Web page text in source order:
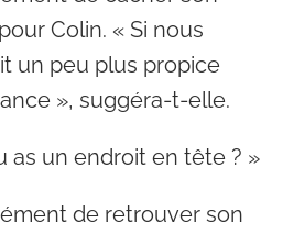
Colin. « Si nous
un peu plus propice
», suggéra-t-elle.
as un endroit en tête ? »
de retrouver son